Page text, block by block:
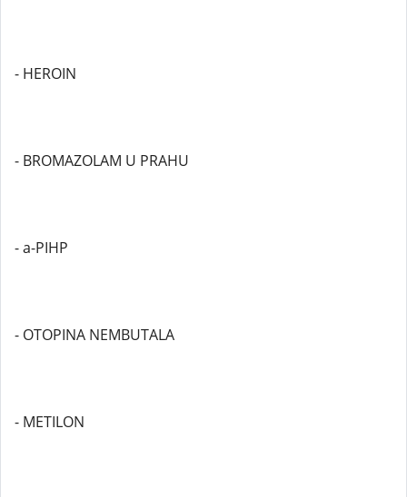
- HEROIN
- BROMAZOLAM U PRAHU
- a-PIHP
- OTOPINA NEMBUTALA
- METILON